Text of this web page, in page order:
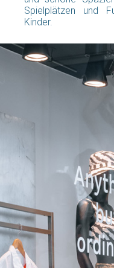
Spielplätzen und
Kinder.